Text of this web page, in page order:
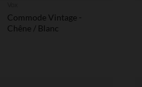
Commode Vintage -
Chêne / Blanc